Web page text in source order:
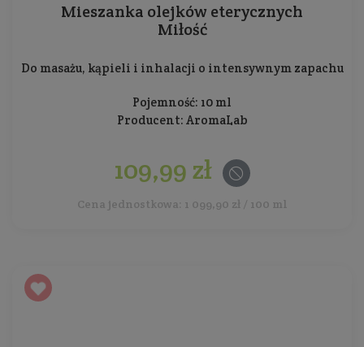
Mieszanka olejków eterycznych
Miłość
Do masażu, kąpieli i inhalacji o intensywnym zapachu
Pojemność: 10 ml
Producent: AromaLab
109,99 zł
Cena jednostkowa: 1 099,90 zł / 100 ml